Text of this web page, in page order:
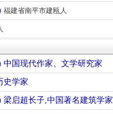
福建省南平市建瓯人
中国现代作家、文学研究家
史学家
梁启超长子,中国著名建筑学家